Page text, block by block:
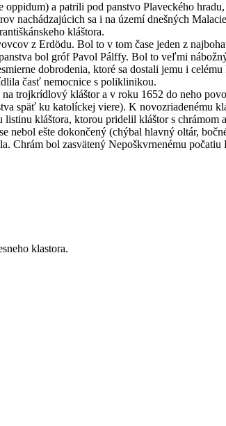
a patrili pod panstvo Plaveckého
nachádzajúcich sa i na území dnešných
kláštora.
z Erdödu. Bol to v tom čase jeden z
bol gróf Pavol Pálffy. Bol to veľmi
dobrodenia, ktoré sa dostali jemu i
časť nemocnice s poliklinikou.
trojkrídlový kláštor a v roku 1652 do neho
späť ku katolíckej viere). K novozriadenému
kláštora, ktorou pridelil kláštor s chrámom
nebol ešte dokončený (chýbal hlavný oltár,
Chrám bol zasvätený Nepoškvrnenému počatiu
klastora.